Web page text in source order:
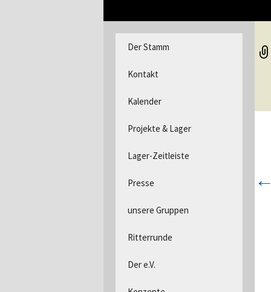
DPSG Stamm
springen
Der Stamm
Kontakt
Kalender
Projekte & Lager
Lager-Zeitleiste
Presse
unsere Gruppen
Ritterrunde
Der e.V.
←